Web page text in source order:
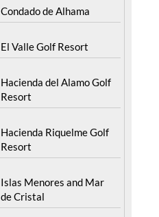
Condado de Alhama
El Valle Golf Resort
Hacienda del Alamo Golf
Resort
Hacienda Riquelme Golf
Resort
Islas Menores and Mar
de Cristal